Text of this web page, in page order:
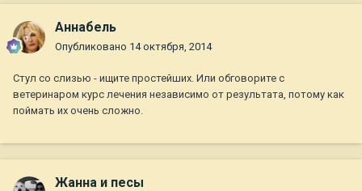
Aннaбель
Опубликовано 14 октября, 2014
Стул со слизью - ищите простейших. Или обговорите с
ветеринаром курс лечения независимо от результата, потому как
поймать их очень сложно.
Жанна и песы